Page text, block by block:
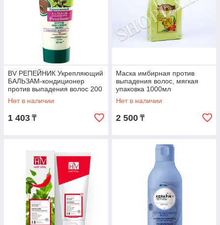
BV РЕПЕЙНИК Укрепляющий
БАЛЬЗАМ-кондиционер
против выпадения волос 200
мл
Нет в наличии
1 403 ₸
Маска имбирная против
выпадения волос, мягкая
упаковка 1000мл
Нет в наличии
2 500 ₸